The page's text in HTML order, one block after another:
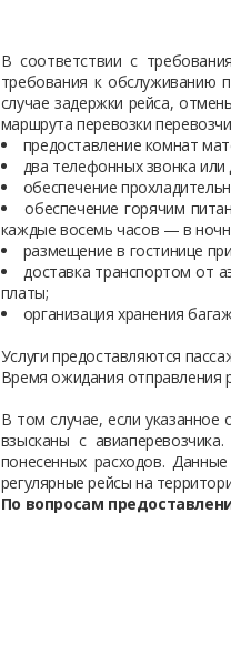
В соответствии с
требования к обслуживанию
случае задержки рейса,
маршрута перевозки
предоставление комнат
два телефонных звонка
обеспечение
обеспечение горячим
каждые восемь часов — в
размещение в гостинице
доставка транспортом от
платы;
организация хранения
Услуги предоставляются
Время ожидания отправления
В том случае, если
взысканы с
понесенных расходов.
регулярные рейсы на
По вопросам